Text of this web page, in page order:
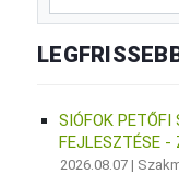
SIÓFOK PETŐFI
FEJLESZTÉSE -
2026.08.07 |